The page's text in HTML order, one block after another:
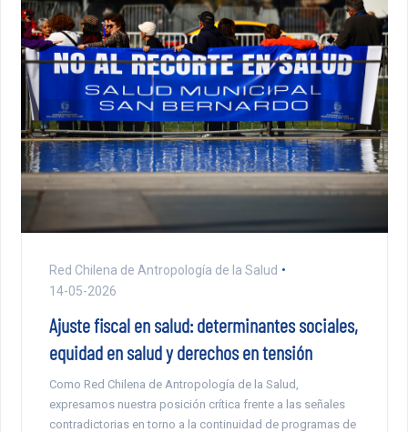
Red Chilena de Antropología de la Salud
14-05-2026
Ajuste fiscal en salud: determinantes sociales,
equidad en salud y derechos en tensión
Como Red Chilena de Antropología de la Salud,
expresamos nuestra posición crítica frente a las señales
contradictorias en torno a la continuidad de programas de